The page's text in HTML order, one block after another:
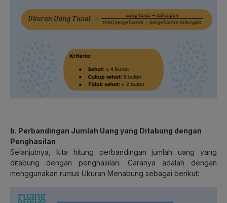
b. Perbandingan Jumlah Uang yang Ditabung dengan
Penghasilan
Selanjutnya, kita hitung perbandingan jumlah uang yang
ditabung dengan penghasilan. Caranya adalah dengan
menggunakan rumus Ukuran Menabung sebagai berikut: